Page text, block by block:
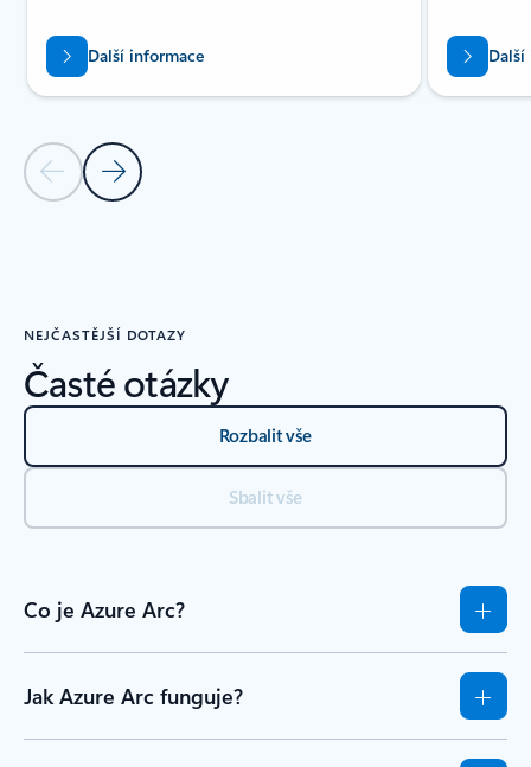
Předchozí snímek
Další snímek
Další informace Další
NEJČASTĚJŠÍ DOTAZY
Časté otázky
Rozbalit vše
Sbalit vše
Co je Azure Arc?
Jak Azure Arc funguje?